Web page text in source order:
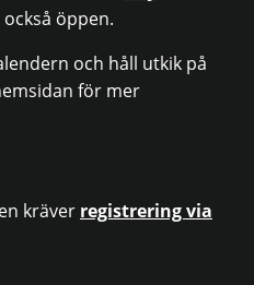
öppen.
och håll utkik på
för mer
kräver registrering via